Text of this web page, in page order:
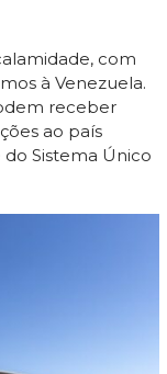
com
à Venezuela.
receber
ao país
Sistema Único